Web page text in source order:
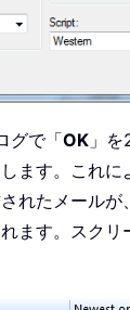
グで「OK 」
ます。これに
れたメール
ます。スクリ